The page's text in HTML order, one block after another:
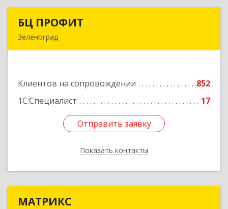
БЦ ПРОФИТ
Зеленоград
Клиентов на сопровождении
852
1С:Специалист
17
Отправить заявку
Показать контакты
Подробнее
Отправить заявку
Назад
МАТРИКС